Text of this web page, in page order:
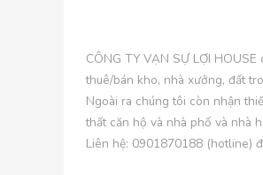
CÔNG TY VẠN SỰ LỢI
thuê/bán kho, nhà xưởng, đất
Ngoài ra chúng tôi còn nhận
thất căn hộ và nhà phố và nhà
Liên hệ: 0901870188 (hotline)